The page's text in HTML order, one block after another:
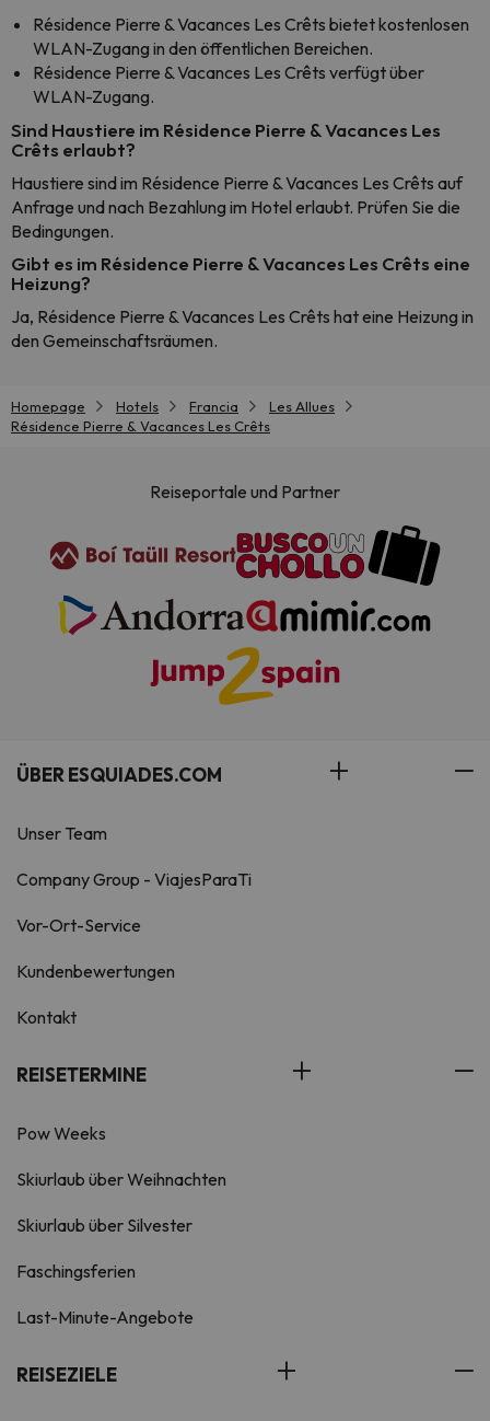
Résidence Pierre & Vacances Les Crêts bietet kostenlosen
WLAN-Zugang in den öffentlichen Bereichen.
Résidence Pierre & Vacances Les Crêts verfügt über
WLAN-Zugang.
Sind Haustiere im Résidence Pierre & Vacances Les
Crêts erlaubt?
Haustiere sind im Résidence Pierre & Vacances Les Crêts auf
Anfrage und nach Bezahlung im Hotel erlaubt. Prüfen Sie die
Bedingungen.
Gibt es im Résidence Pierre & Vacances Les Crêts eine
Heizung?
Ja, Résidence Pierre & Vacances Les Crêts hat eine Heizung in
den Gemeinschaftsräumen.
Homepage Hotels Francia
Les Allues
Résidence Pierre & Vacances Les Crêts
Reiseportale und Partner
ÜBER ESQUIADES.COM
Unser Team
Company Group - ViajesParaTi
Vor-Ort-Service
Kundenbewertungen
Kontakt
REISETERMINE
Pow Weeks
Skiurlaub über Weihnachten
Skiurlaub über Silvester
Faschingsferien
Last-Minute-Angebote
REISEZIELE